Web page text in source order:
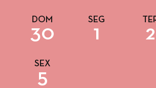
DOM
30
SEG
1 2
SEX
5